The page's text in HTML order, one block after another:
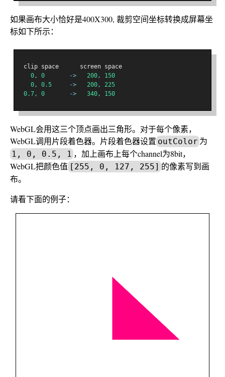
如果画布大小恰好是400X300, 裁剪空间坐标转换成屏幕坐
标如下所示：
clip space      screen space
0, 0 -> 200,
150
0, 0.5 -> 200,
225
0.7, 0 -> 340, 150
WebGL会用这三个顶点画出三角形。对于每个像素，
WebGL调用片段着色器。片段着色器设置 outColor 为
1, 0, 0.5, 1 ，加上画布上每个channel为8bit，
WebGL把颜色值 [255, 0, 127, 255] 的像素写到画
布。
请看下面的例子：